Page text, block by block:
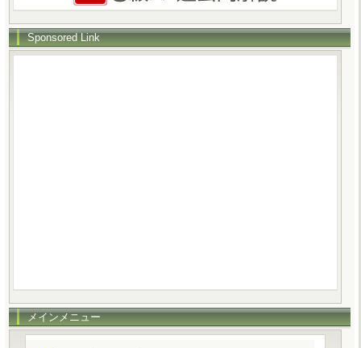
Sponsored Link
メインメニュー